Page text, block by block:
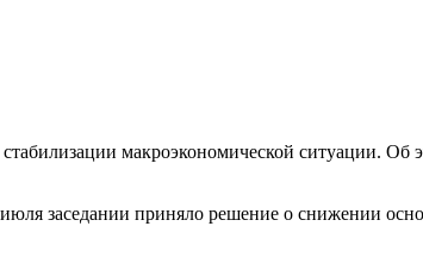
макроэкономической ситуации. Об
заседании приняло решение о снижении